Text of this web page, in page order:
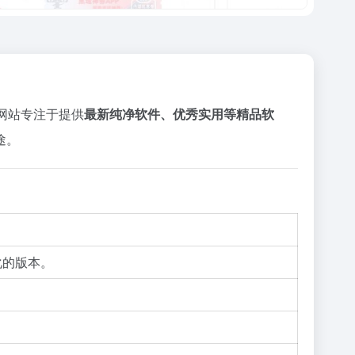
站专注于提供最新纯净软件、优秀实用等精品软
版本。